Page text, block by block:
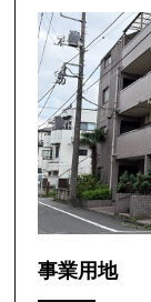
事業用地